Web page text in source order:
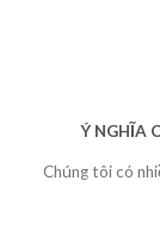
Ý NGHĨA
Chúng tôi có